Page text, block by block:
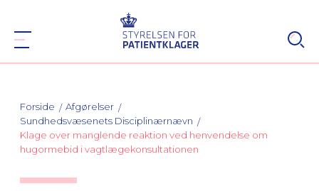
Forside
Afgørelser
Sundhedsvæsenets Disciplinærnævn
Klage over manglende reaktion ved henvendelse om
hugormebid i vagtlægekonsultationen